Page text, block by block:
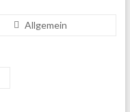
Allgemein